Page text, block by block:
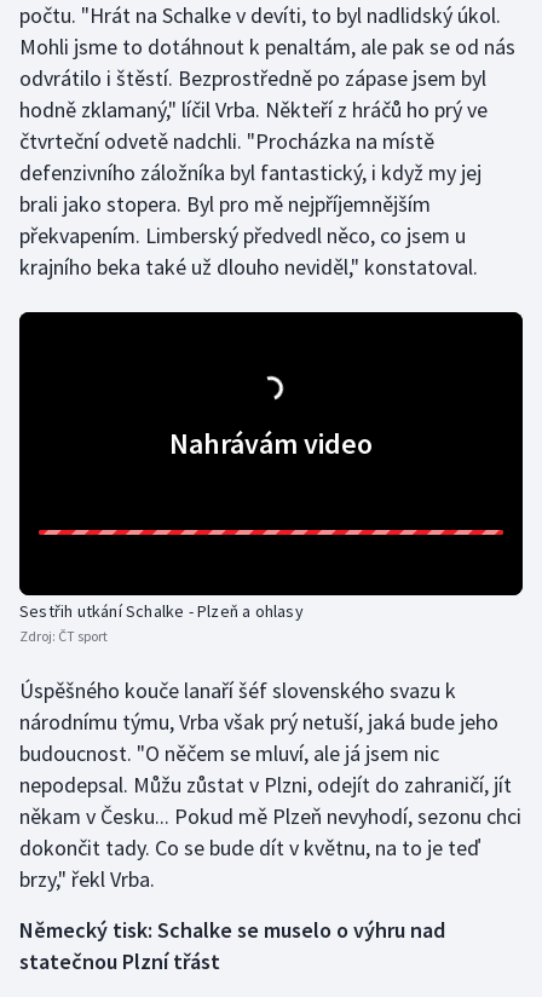
počtu. "Hrát na Schalke v devíti, to byl nadlidský úkol.
Mohli jsme to dotáhnout k penaltám, ale pak se od nás
odvrátilo i štěstí. Bezprostředně po zápase jsem byl
hodně zklamaný," líčil Vrba. Někteří z hráčů ho prý ve
čtvrteční odvetě nadchli. "Procházka na místě
defenzivního záložníka byl fantastický, i když my jej
brali jako stopera. Byl pro mě nejpříjemnějším
překvapením. Limberský předvedl něco, co jsem u
krajního beka také už dlouho neviděl," konstatoval.
Nahrávám video
Sestřih utkání Schalke - Plzeň a ohlasy
Zdroj: ČT sport
Úspěšného kouče lanaří šéf slovenského svazu k
národnímu týmu, Vrba však prý netuší, jaká bude jeho
budoucnost. "O něčem se mluví, ale já jsem nic
nepodepsal. Můžu zůstat v Plzni, odejít do zahraničí, jít
někam v Česku... Pokud mě Plzeň nevyhodí, sezonu chci
dokončit tady. Co se bude dít v květnu, na to je teď
brzy," řekl Vrba.
Německý tisk: Schalke se muselo o výhru nad
statečnou Plzní třást